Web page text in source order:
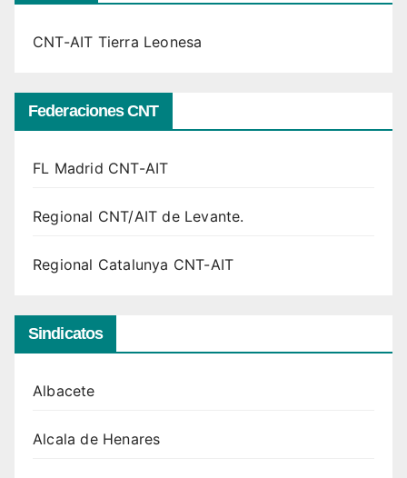
CNT-AIT Tierra Leonesa
Federaciones CNT
FL Madrid CNT-AIT
Regional CNT/AIT de Levante.
Regional Catalunya CNT-AIT
Sindicatos
Albacete
Alcala de Henares